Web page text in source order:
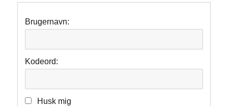
Brugernavn:
Kodeord:
Husk mig